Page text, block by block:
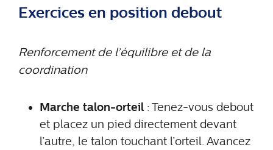
Exercices en position debout
Renforcement de l’équilibre et de la
coordination
Marche talon-orteil : Tenez-vous debout
et placez un pied directement devant
l’autre, le talon touchant l’orteil. Avancez